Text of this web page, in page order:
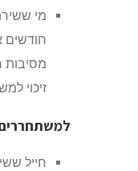
חודשים
זיכוי למשך 24
למשתחררים